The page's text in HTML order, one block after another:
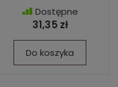
Dostępne
31,35 zł
Do koszyka